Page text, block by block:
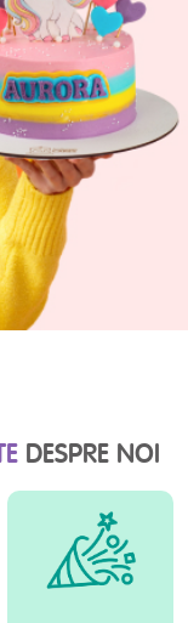
evenimente în
creând o
aveți nevoie!
și impresii de
DESPRE NOI